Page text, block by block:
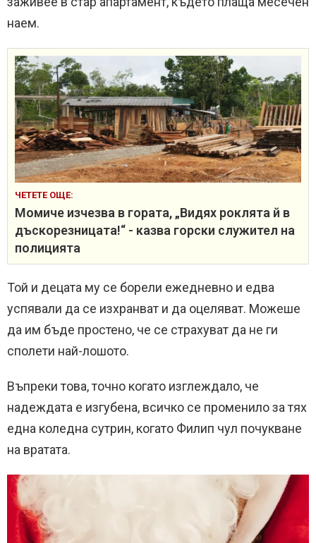
наем.
ЧЕТЕТЕ ОЩЕ:
Момиче изчезва в гората, „Видях роклята й в
дъскорезницата!“ - казва горски служител на
полицията
Той и децата му се борели ежедневно и едва
успявали да се изхранват и да оцеляват. Можеше
да им бъде простено, че се страхуват да не ги
сполети най-лошото.
Въпреки това, точно когато изглеждало, че
надеждата е изгубена, всичко се променило за тях
една коледна сутрин, когато Филип чул почукване
на вратата.